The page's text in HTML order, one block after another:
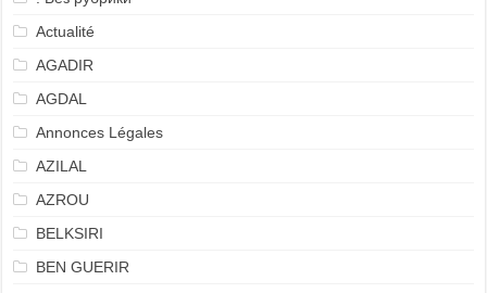
Actualité
AGADIR
AGDAL
Annonces Légales
AZILAL
AZROU
BELKSIRI
BEN GUERIR